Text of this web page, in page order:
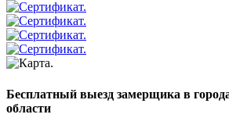
Бесплатный выезд замерщика в
области